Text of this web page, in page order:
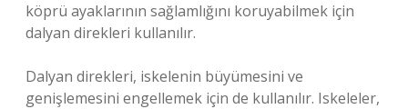
köprü ayaklarının sağlamlığını koruyabilmek için
dalyan direkleri kullanılır.
Dalyan direkleri, iskelenin büyümesini ve
genişlemesini engellemek için de kullanılır. Iskeleler,